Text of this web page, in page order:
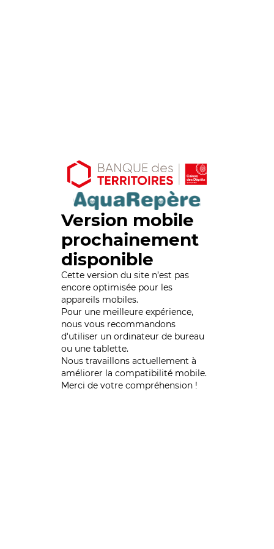
Version mobile
prochainement
disponible
Cette version du site n’est pas
encore optimisée pour les
appareils mobiles.
Pour une meilleure expérience,
nous vous recommandons
d'utiliser un ordinateur de bureau
ou une tablette.
Nous travaillons actuellement à
améliorer la compatibilité mobile.
Merci de votre compréhension !